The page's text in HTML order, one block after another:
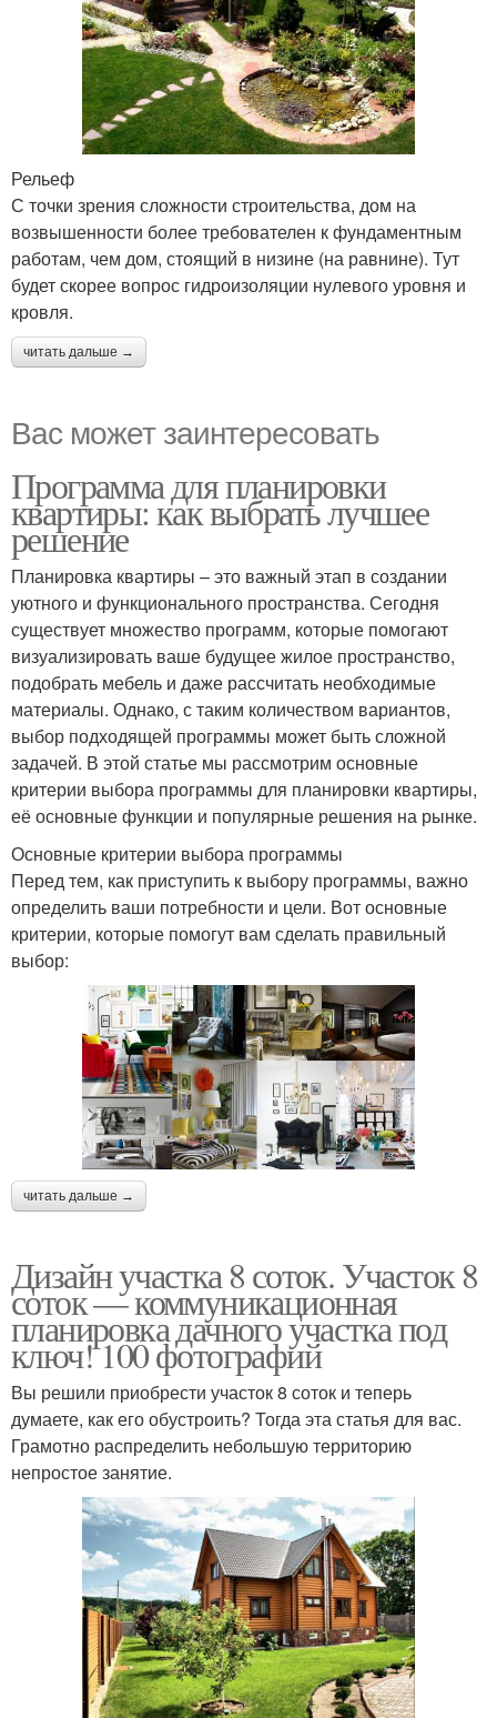
Рельеф
С точки зрения сложности строительства, дом на
возвышенности более требователен к фундаментным
работам, чем дом, стоящий в низине (на равнине). Тут
будет скорее вопрос гидроизоляции нулевого уровня и
кровля.
читать дальше →
Вас может заинтересовать
Программа для планировки
квартиры: как выбрать лучшее
решение
Планировка квартиры – это важный этап в создании
уютного и функционального пространства. Сегодня
существует множество программ, которые помогают
визуализировать ваше будущее жилое пространство,
подобрать мебель и даже рассчитать необходимые
материалы. Однако, с таким количеством вариантов,
выбор подходящей программы может быть сложной
задачей. В этой статье мы рассмотрим основные
критерии выбора программы для планировки квартиры,
её основные функции и популярные решения на рынке.
Основные критерии выбора программы
Перед тем, как приступить к выбору программы, важно
определить ваши потребности и цели. Вот основные
критерии, которые помогут вам сделать правильный
выбор:
читать дальше →
Дизайн участка 8 соток. Участок 8
соток — коммуникационная
планировка дачного участка под
ключ! 100 фотографий
Вы решили приобрести участок 8 соток и теперь
думаете, как его обустроить? Тогда эта статья для вас.
Грамотно распределить небольшую территорию
непростое занятие.